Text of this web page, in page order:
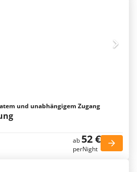
und unabhängigem Zugang
ab 52 €
perNight